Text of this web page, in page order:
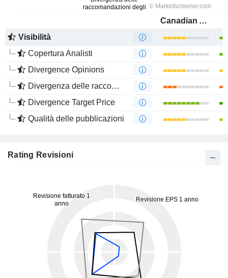
Canadian Apartment Properties Real Estate Investment Trust
Visibilità
Copertura Analisti
Divergence Opinions
Divergenza delle raccomandazioni degli analisti
Divergence Target Price
Qualità delle pubblicazioni
Rating Revisioni